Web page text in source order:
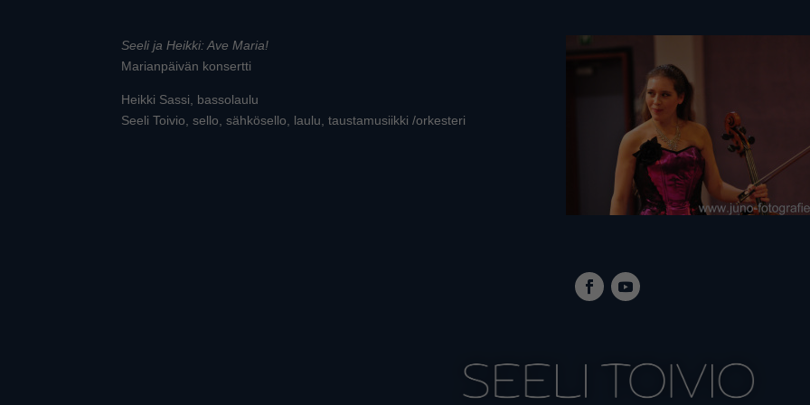
Seeli ja Heikki: Ave Maria!
Marianpäivän konsertti
Heikki Sassi, bassolaulu
Seeli Toivio, sello, sähkösello, laulu, taustamusiikki /orkesteri